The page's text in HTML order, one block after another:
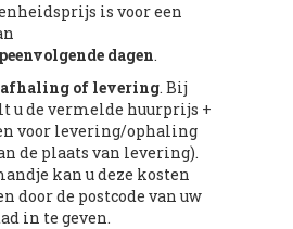
is voor een
dagen.
afhaling of levering. Bij
u de vermelde huurprijs +
voor levering/ophaling
de plaats van levering).
kan u deze kosten
door de postcode van uw
in te geven.